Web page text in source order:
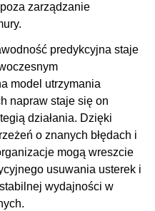
zarządzanie
predykcyjna staje
model utrzymania
napraw staje się on
działania. Dzięki
o znanych błędach i
mogą wreszcie
usuwania usterek i
wydajności w